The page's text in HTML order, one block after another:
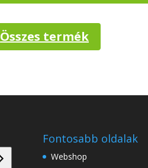
Összes termék
Fontosabb oldalak
Webshop